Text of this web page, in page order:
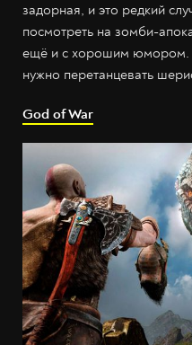
задорная, и это редкий
посмотреть на зомби-
ещё и с хорошим юмором.
нужно перетанцевать
God of War